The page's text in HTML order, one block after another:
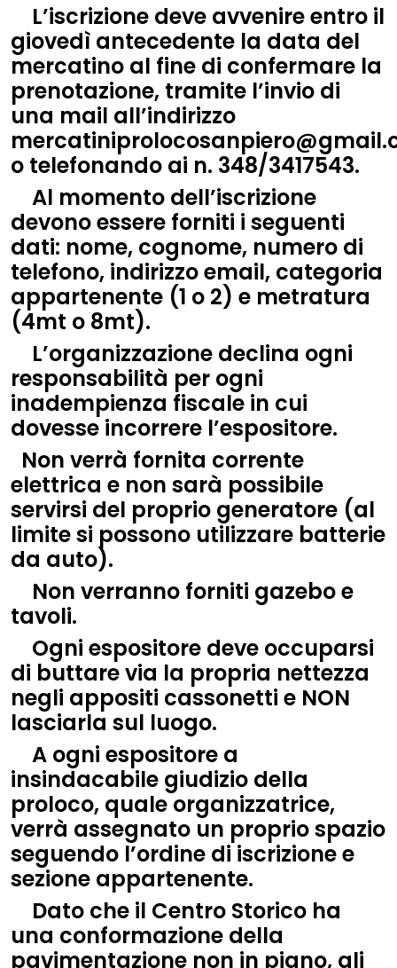
L’iscrizione deve avvenire entro il
giovedì antecedente la data del
mercatino al fine di confermare la
prenotazione, tramite l’invio di
una mail all’indirizzo
o telefonando ai n. 348/3417543.
Al momento dell’iscrizione
devono essere forniti i seguenti
dati: nome, cognome, numero di
telefono, indirizzo email, categoria
appartenente (1 o 2) e metratura
(4mt o 8mt).
L’organizzazione declina ogni
responsabilità per ogni
inadempienza fiscale in cui
dovesse incorrere l’espositore.
Non verrà fornita corrente
elettrica e non sarà possibile
servirsi del proprio generatore (al
limite si possono utilizzare batterie
da auto).
Non verranno forniti gazebo e
tavoli.
Ogni espositore deve occuparsi
di buttare via la propria nettezza
negli appositi cassonetti e NON
lasciarla sul luogo.
A ogni espositore a
insindacabile giudizio della
proloco, quale organizzatrice,
verrà assegnato un proprio spazio
seguendo l’ordine di iscrizione e
sezione appartenente.
Dato che il Centro Storico ha
una conformazione della
pavimentazione non in piano, gli